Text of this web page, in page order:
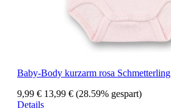
Baby-Body kurzarm rosa Schmetterling
9,99 € 13,99 € (28.59% gespart)
Details